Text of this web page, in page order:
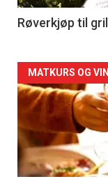
4
Røverkjøp til
Forsiden
akkurat
nå
-
MATKURS OG